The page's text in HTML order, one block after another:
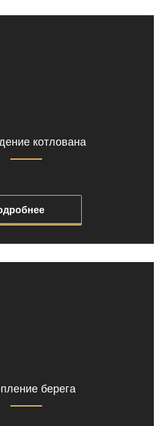
котлована
берега